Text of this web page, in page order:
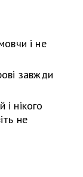
і не
завжди
нікого
не